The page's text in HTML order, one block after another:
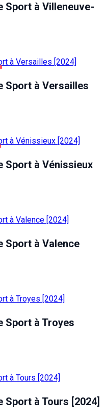
Sport à Villeneuve-
Sport à Versailles
Sport à Vénissieux
Sport à Valence
Sport à Troyes
Sport à Tours [2024]